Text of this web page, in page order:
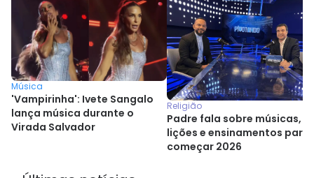
Música
'Vampirinha': Ivete Sangalo
lança música durante o
Virada Salvador
Religião
Padre fala sobre músicas,
lições e ensinamentos para
começar 2026